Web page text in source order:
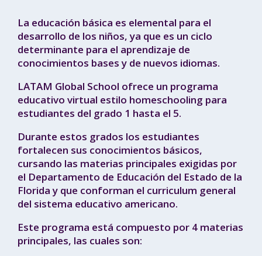
La educación básica es elemental para el
desarrollo de los niños, ya que es un ciclo
determinante para el aprendizaje de
conocimientos bases y de nuevos idiomas.
LATAM Global School ofrece un programa
educativo virtual estilo homeschooling para
estudiantes del grado 1 hasta el 5.
Durante estos grados los estudiantes
fortalecen sus conocimientos básicos,
cursando las materias principales exigidas por
el Departamento de Educación del Estado de la
Florida y que conforman el curriculum general
del sistema educativo americano.
Este programa está compuesto por 4 materias
principales, las cuales son: